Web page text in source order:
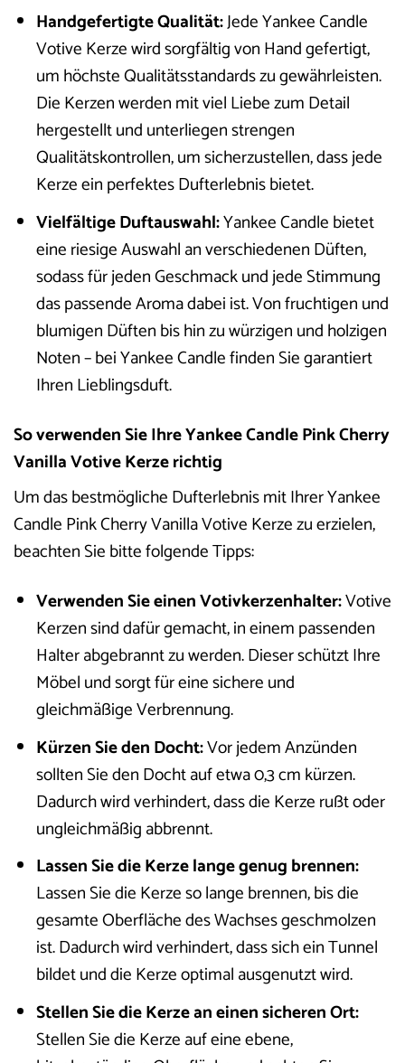
Handgefertigte Qualität:Jede Yankee Candle
Votive Kerze wird sorgfältig von Hand gefertigt,
um höchste Qualitätsstandards zu gewährleisten.
Die Kerzen werden mit viel Liebe zum Detail
hergestellt und unterliegen strengen
Qualitätskontrollen, um sicherzustellen, dass jede
Kerze ein perfektes Dufterlebnis bietet.
Vielfältige Duftauswahl:Yankee Candle bietet
eine riesige Auswahl an verschiedenen Düften,
sodass für jeden Geschmack und jede Stimmung
das passende Aroma dabei ist. Von fruchtigen und
blumigen Düften bis hin zu würzigen und holzigen
Noten – bei Yankee Candle finden Sie garantiert
Ihren Lieblingsduft.
So verwenden Sie Ihre Yankee Candle Pink Cherry
Vanilla Votive Kerze richtig
Um das bestmögliche Dufterlebnis mit Ihrer Yankee
Candle Pink Cherry Vanilla Votive Kerze zu erzielen,
beachten Sie bitte folgende Tipps:
Verwenden Sie einen Votivkerzenhalter:Votive
Kerzen sind dafür gemacht, in einem passenden
Halter abgebrannt zu werden. Dieser schützt Ihre
Möbel und sorgt für eine sichere und
gleichmäßige Verbrennung.
Kürzen Sie den Docht:Vor jedem Anzünden
sollten Sie den Docht auf etwa 0,3 cm kürzen.
Dadurch wird verhindert, dass die Kerze rußt oder
ungleichmäßig abbrennt.
Lassen Sie die Kerze lange genug brennen:
Lassen Sie die Kerze so lange brennen, bis die
gesamte Oberfläche des Wachses geschmolzen
ist. Dadurch wird verhindert, dass sich ein Tunnel
bildet und die Kerze optimal ausgenutzt wird.
Stellen Sie die Kerze an einen sicheren Ort:
Stellen Sie die Kerze auf eine ebene,